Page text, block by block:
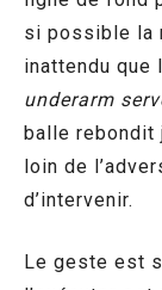
si possible la
inattendu que
underarm
balle
loin de
d’intervenir.
Le geste est